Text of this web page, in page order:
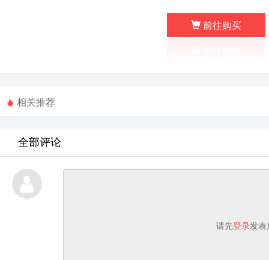
前往购买
相关推荐
全部评论
请先登录发表